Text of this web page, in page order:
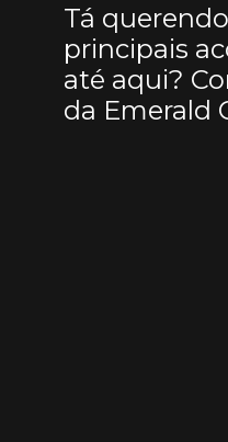
Tá
principais
até aqui?
da Emerald